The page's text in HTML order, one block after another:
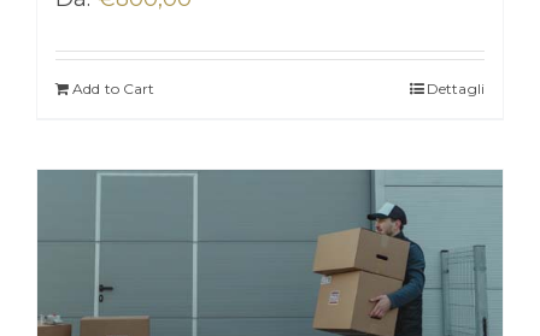
Add to Cart Dettagli